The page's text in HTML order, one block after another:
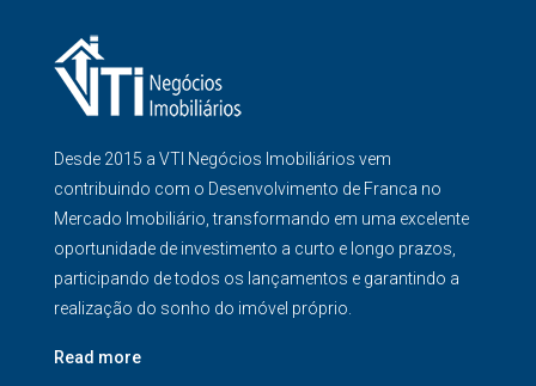
Desde 2015 a VTI Negócios Imobiliários vem
contribuindo com o Desenvolvimento de Franca no
Mercado Imobiliário, transformando em uma excelente
oportunidade de investimento a curto e longo prazos,
participando de todos os lançamentos e garantindo a
realização do sonho do imóvel próprio.
Read more